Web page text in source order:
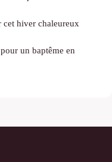
hiver chaleureux
un baptême en